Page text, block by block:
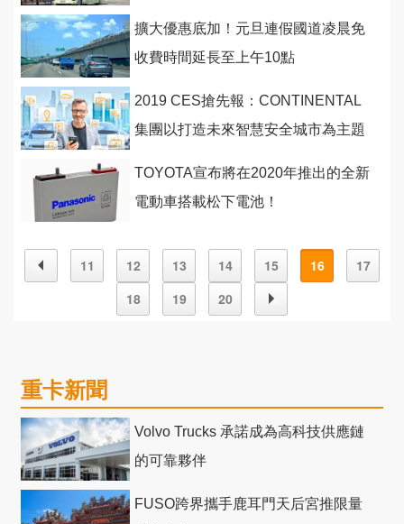
擴大優惠底加！元旦連假國道凌晨免
收費時間延長至上午10點
2019 CES搶先報：CONTINENTAL
集團以打造未來智慧安全城市為主題
TOYOTA宣布將在2020年推出的全新
電動車搭載松下電池！
11 12 13 14 15 16
17
18
19 20
重卡新聞
Volvo Trucks 承諾成為高科技供應鏈
的可靠夥伴
FUSO跨界攜手鹿耳門天后宮推限量